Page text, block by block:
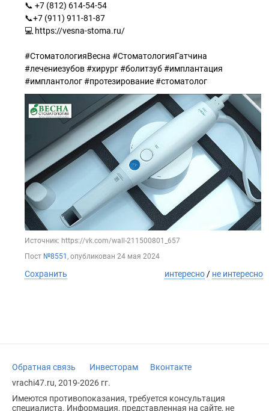
📞 +7 (812) 614-54-54
📞+7 (911) 911-81-87
💻 https://vesna-stoma.ru/
#СтоматологияВесна #СтоматологияГатчина
#лечениезубов #хирург #болитзуб #имплантация
#имплантолог #протезирование #стоматолог
Источник: https://vk.com/wall-211500801_657
Пост №8551 , опубликован 24 мая 2024
Сохранить интересно / не интересно
Обратная связь Инвесторам
Вконтакте
vrachi47.ru, 2019-2026 гг.
Имеются противопоказания, требуется консультация
специалиста. Информация, представленная на сайте, не